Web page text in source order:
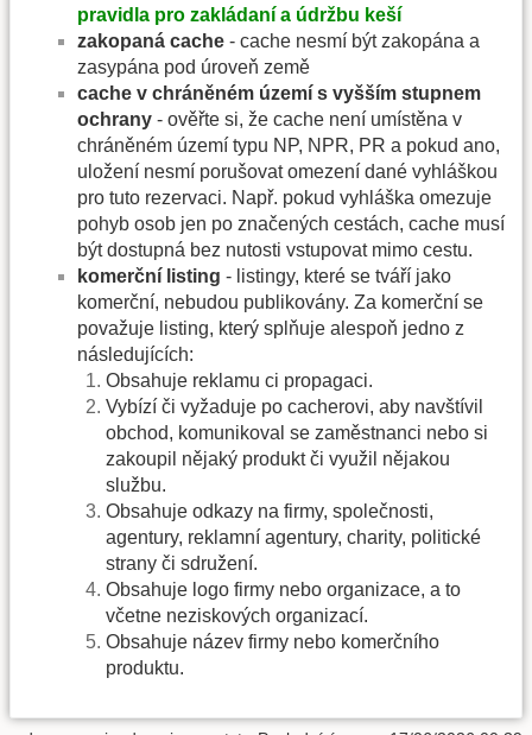
pravidla pro zakládaní a údržbu keší
zakopaná cache - cache nesmí být zakopána a
zasypána pod úroveň země
cache v chráněném území s vyšším stupnem
ochrany - ověřte si, že cache není umístěna v
chráněném území typu NP, NPR, PR a pokud ano,
uložení nesmí porušovat omezení dané vyhláškou
pro tuto rezervaci. Např. pokud vyhláška omezuje
pohyb osob jen po značených cestách, cache musí
být dostupná bez nutosti vstupovat mimo cestu.
komerční listing - listingy, které se tváří jako
komerční, nebudou publikovány. Za komerční se
považuje listing, který splňuje alespoň jedno z
následujících:
Obsahuje reklamu ci propagaci.
Vybízí či vyžaduje po cacherovi, aby navštívil
obchod, komunikoval se zaměstnanci nebo si
zakoupil nějaký produkt či využil nějakou
službu.
Obsahuje odkazy na firmy, společnosti,
agentury, reklamní agentury, charity, politické
strany či sdružení.
Obsahuje logo firmy nebo organizace, a to
včetne neziskových organizací.
Obsahuje název firmy nebo komerčního
produktu.